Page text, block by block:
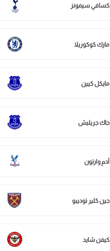
كسافي سيمونز
مارك كوكوريلا
مايكل كيين
جاك جريليش
آدم وارتون
جين كلير توديبو
كيفن شايد